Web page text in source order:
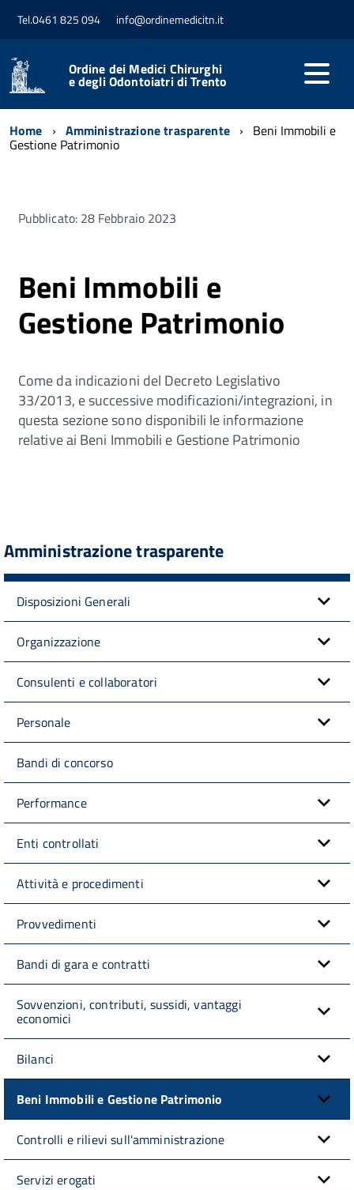
Tel.0461 825 094 info@ordinemedicitn.it
Ordine dei Medici Chirurghi
e degli Odontoiatri di Trento
Home Amministrazione trasparente Beni Immobili e
Gestione Patrimonio
Pubblicato: 28 Febbraio 2023
Beni Immobili e
Gestione Patrimonio
Come da indicazioni del Decreto Legislativo
33/2013, e successive modificazioni/integrazioni, in
questa sezione sono disponibili le informazione
relative ai Beni Immobili e Gestione Patrimonio
Amministrazione trasparente
Disposizioni Generali
Organizzazione
Consulenti e collaboratori
Personale
Bandi di concorso
Performance
Enti controllati
Attività e procedimenti
Provvedimenti
Bandi di gara e contratti
Sovvenzioni, contributi, sussidi, vantaggi
economici
Bilanci
Beni Immobili e Gestione Patrimonio
Controlli e rilievi sull'amministrazione
Servizi erogati